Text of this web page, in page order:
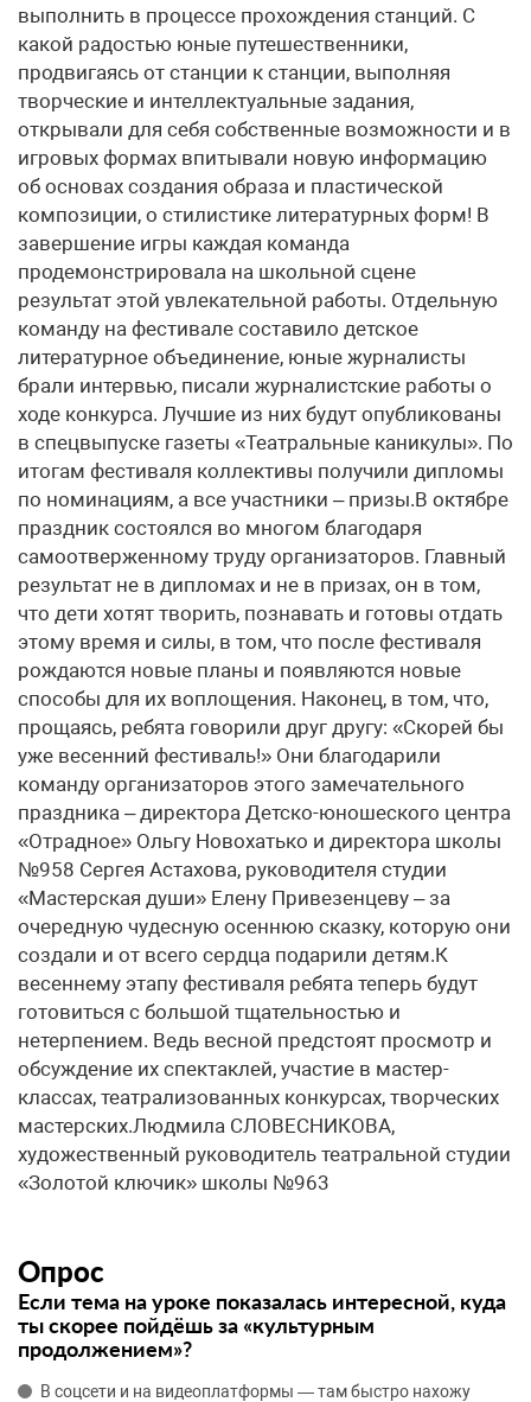
выполнить в процессе прохождения станций. С
какой радостью юные путешественники,
продвигаясь от станции к станции, выполняя
творческие и интеллектуальные задания,
открывали для себя собственные возможности и в
игровых формах впитывали новую информацию
об основах создания образа и пластической
композиции, о стилистике литературных форм! В
завершение игры каждая команда
продемонстрировала на школьной сцене
результат этой увлекательной работы. Отдельную
команду на фестивале составило детское
литературное объединение, юные журналисты
брали интервью, писали журналистские работы о
ходе конкурса. Лучшие из них будут опубликованы
в спецвыпуске газеты «Театральные каникулы». По
итогам фестиваля коллективы получили дипломы
по номинациям, а все участники – призы.В октябре
праздник состоялся во многом благодаря
самоотверженному труду организаторов. Главный
результат не в дипломах и не в призах, он в том,
что дети хотят творить, познавать и готовы отдать
этому время и силы, в том, что после фестиваля
рождаются новые планы и появляются новые
способы для их воплощения. Наконец, в том, что,
прощаясь, ребята говорили друг другу: «Скорей бы
уже весенний фестиваль!» Они благодарили
команду организаторов этого замечательного
праздника – директора Детско-юношеского центра
«Отрадное» Ольгу Новохатько и директора школы
№958 Сергея Астахова, руководителя студии
«Мастерская души» Елену Привезенцеву – за
очередную чудесную осеннюю сказку, которую они
создали и от всего сердца подарили детям.К
весеннему этапу фестиваля ребята теперь будут
готовиться с большой тщательностью и
нетерпением. Ведь весной предстоят просмотр и
обсуждение их спектаклей, участие в мастер-
классах, театрализованных конкурсах, творческих
мастерских.Людмила СЛОВЕСНИКОВА,
художественный руководитель театральной студии
«Золотой ключик» школы №963
Опрос
Если тема на уроке показалась интересной, куда
ты скорее пойдёшь за «культурным
продолжением»?
В соцсети и на видеоплатформы — там быстро нахожу